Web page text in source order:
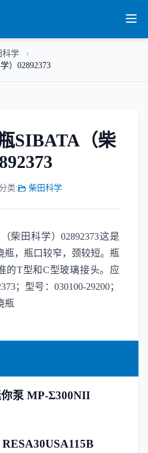
科学
）02892373
SIBATA（柴
分类: 柴田科学
柴田科学）02892373这是
瓶，瓶口较窄，颈较短。瓶
的T型和C型玻璃接头。应
；型号：030100-29200；
瓶
泵 MP-Σ300NII